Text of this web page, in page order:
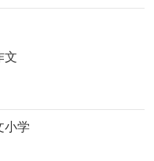
文
小学